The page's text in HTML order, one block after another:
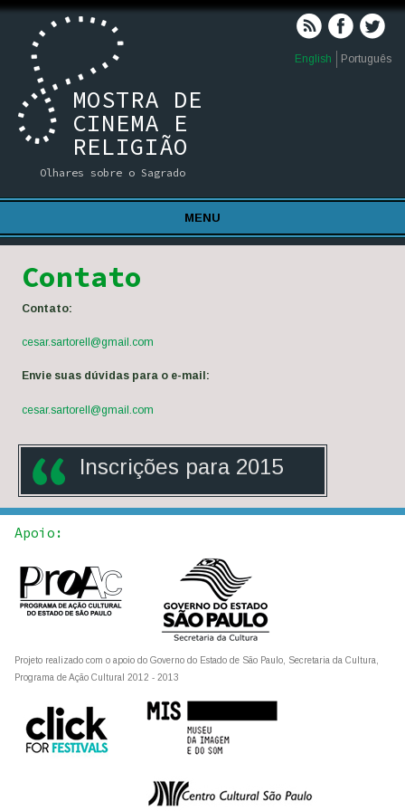
English Português
MOSTRA DE
CINEMA E
RELIGIÃO
Olhares sobre o Sagrado
MENU
Contato
Contato:
cesar.sartorell@gmail.com
Envie suas dúvidas para o e-mail:
cesar.sartorell@gmail.com
Inscrições para 2015
Apoio:
Projeto realizado com o apoio do Governo do Estado de São Paulo, Secretaria da Cultura,
Programa de Ação Cultural 2012 - 2013